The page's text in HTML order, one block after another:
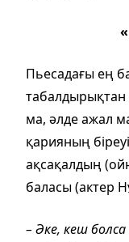
Пьесадағы ең
табалдырықтан
ма, әлде ажал
қарияның
ақсақалдың
баласы (актер
– Әке, кеш